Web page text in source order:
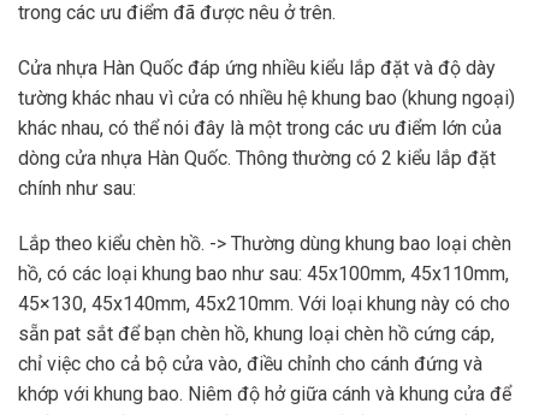
trong các ưu điểm đã được nêu ở trên.
Cửa nhựa Hàn Quốc đáp ứng nhiều kiểu lắp đặt và độ dày
tường khác nhau vì cửa có nhiều hệ khung bao (khung ngoại)
khác nhau, có thể nói đây là một trong các ưu điểm lớn của
dòng cửa nhựa Hàn Quốc. Thông thường có 2 kiểu lắp đặt
chính như sau:
Lắp theo kiểu chèn hồ. -> Thường dùng khung bao loại chèn
hồ, có các loại khung bao như sau: 45x100mm, 45x110mm,
45×130, 45x140mm, 45x210mm. Với loại khung này có cho
sẵn pat sắt để bạn chèn hồ, khung loại chèn hồ cứng cáp,
chỉ việc cho cả bộ cửa vào, điều chỉnh cho cánh đứng và
khớp với khung bao. Niêm độ hở giữa cánh và khung cửa để